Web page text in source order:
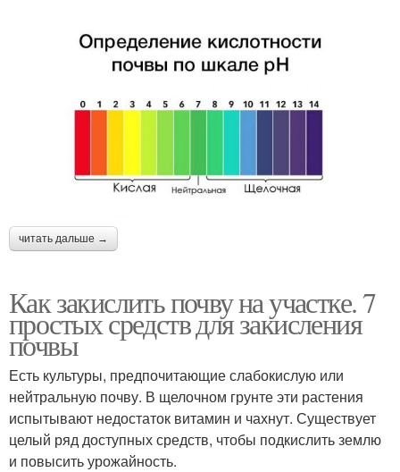
читать дальше →
Как закислить почву на участке. 7
простых средств для закисления
почвы
Есть культуры, предпочитающие слабокислую или
нейтральную почву. В щелочном грунте эти растения
испытывают недостаток витамин и чахнут. Существует
целый ряд доступных средств, чтобы подкислить землю
и повысить урожайность.